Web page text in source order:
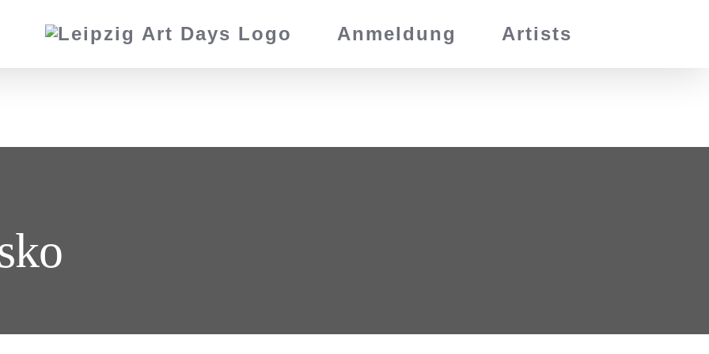
Anmeldung Artists